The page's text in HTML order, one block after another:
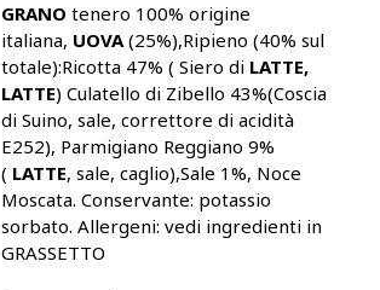
GRANO tenero 100% origine
italiana, UOVA(25%),Ripieno (40% sul
totale):Ricotta 47% ( Siero di LATTE,
LATTE) Culatello di Zibello 43%(Coscia
di Suino, sale, correttore di acidità
E252), Parmigiano Reggiano 9%
( LATTE, sale, caglio),Sale 1%, Noce
Moscata. Conservante: potassio
sorbato. Allergeni: vedi ingredienti in
GRASSETTO